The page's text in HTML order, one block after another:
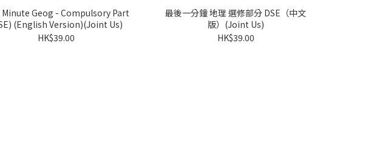
Minute Geog - Compulsory Part
(English Version)(Joint Us)
HK$39.00
最後一分鐘 地理 選修部分 DSE（中文
版）(Joint Us)
HK$39.00